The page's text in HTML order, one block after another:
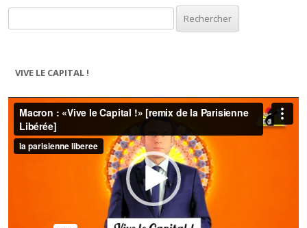
VIVE LE CAPITAL !
Lecteur
vidéo